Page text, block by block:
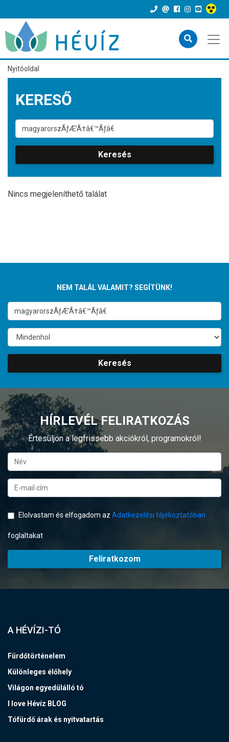
Nyitóoldal
KERESŐ
Keresés
Nincs megjeleníthető találat
NEM TALÁL VALAMIT? SEGÍTÜNK!
Keresés
HÍRLEVÉL FELIRATKOZÁS
Értesüljön a legfrissebb akciókról, programokról!
Elolvastam és elfogadom az Adatkezelési tájékoztatóban
foglaltakat
Feliratkozom
A HÉVÍZI-TÓ
Fürdőtörténelem
Különleges élőhely
Világon egyedülálló tó
I love Hévíz BLOG
Tófürdő árak és nyitvatartás